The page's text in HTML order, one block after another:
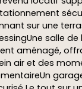
sur une
salle de
aménagé,
air et des